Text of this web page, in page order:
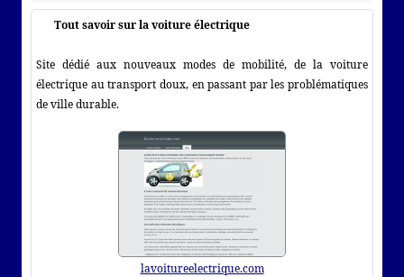
Tout savoir sur la voiture électrique
Site dédié aux nouveaux modes de mobilité, de la voiture
électrique au transport doux, en passant par les problématiques
de ville durable.
lavoitureelectrique.com